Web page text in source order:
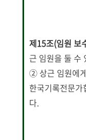
제15조(임원 보
근 임원을 둘 수
② 상근 임원에
한국기록전문
다.